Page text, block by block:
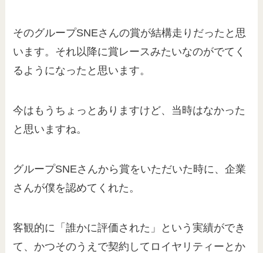
そのグループSNEさんの賞が結構走りだったと思
います。それ以降に賞レースみたいなのがでてく
るようになったと思います。
今はもうちょっとありますけど、当時はなかった
と思いますね。
グループSNEさんから賞をいただいた時に、企業
さんが僕を認めてくれた。
客観的に「誰かに評価された」という実績ができ
て、かつそのうえで契約してロイヤリティーとか